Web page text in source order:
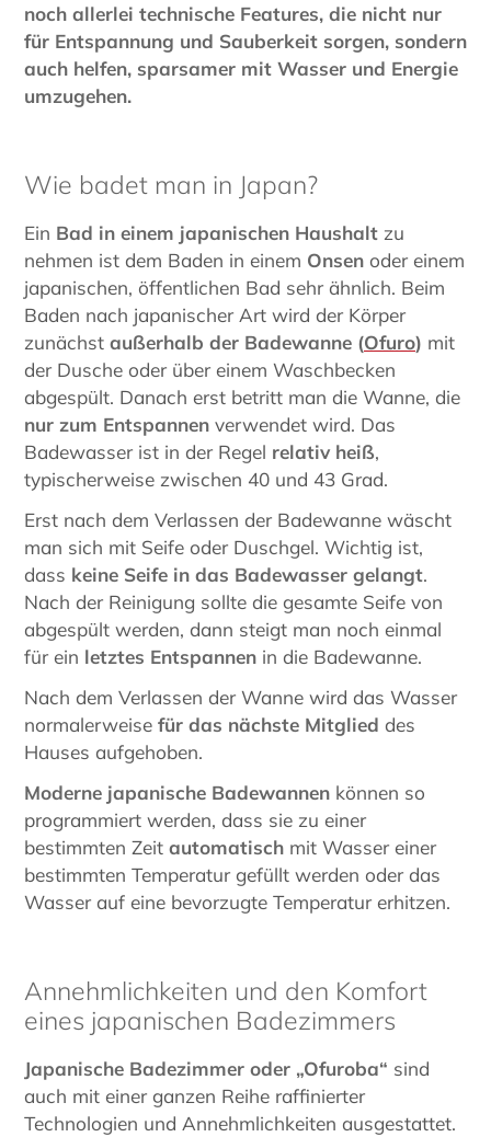
noch allerlei technische Features, die nicht nur
für Entspannung und Sauberkeit sorgen, sondern
auch helfen, sparsamer mit Wasser und Energie
umzugehen.
Wie badet man in Japan?
Ein Bad in einem japanischen Haushalt zu
nehmen ist dem Baden in einem Onsen oder einem
japanischen, öffentlichen Bad sehr ähnlich. Beim
Baden nach japanischer Art wird der Körper
zunächst außerhalb der Badewanne (Ofuro) mit
der Dusche oder über einem Waschbecken
abgespült. Danach erst betritt man die Wanne, die
nur zum Entspannen verwendet wird. Das
Badewasser ist in der Regel relativ heiß,
typischerweise zwischen 40 und 43 Grad.
Erst nach dem Verlassen der Badewanne wäscht
man sich mit Seife oder Duschgel. Wichtig ist,
dass keine Seife in das Badewasser gelangt.
Nach der Reinigung sollte die gesamte Seife von
abgespült werden, dann steigt man noch einmal
für ein letztes Entspannen in die Badewanne.
Nach dem Verlassen der Wanne wird das Wasser
normalerweise für das nächste Mitglied des
Hauses aufgehoben.
Moderne japanische Badewannen können so
programmiert werden, dass sie zu einer
bestimmten Zeit automatisch mit Wasser einer
bestimmten Temperatur gefüllt werden oder das
Wasser auf eine bevorzugte Temperatur erhitzen.
Annehmlichkeiten und den Komfort
eines japanischen Badezimmers
Japanische Badezimmer oder „Ofuroba“ sind
auch mit einer ganzen Reihe raffinierter
Technologien und Annehmlichkeiten ausgestattet.